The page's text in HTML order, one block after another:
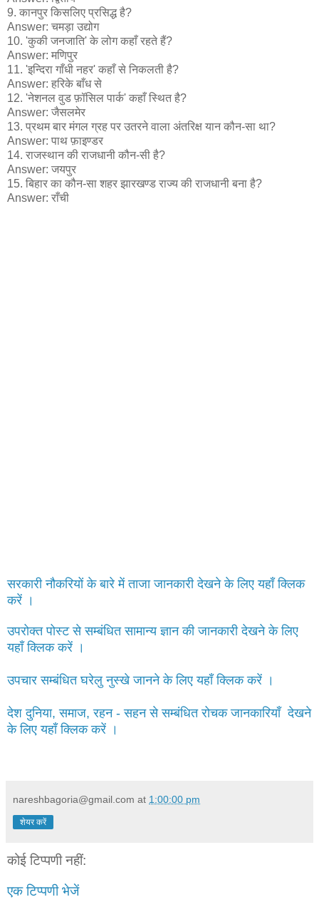
9. कानपुर किसलिए प्रसिद्ध है?
Answer: चमड़ा उद्योग
10. 'कुकी जनजाति' के लोग कहाँ रहते हैं?
Answer: मणिपुर
11. 'इन्दिरा गाँधी नहर' कहाँ से निकलती है?
Answer: हरिके बाँध से
12. 'नेशनल वुड फ़ॉसिल पार्क' कहाँ स्थित है?
Answer: जैसलमेर
13. प्रथम बार मंगल ग्रह पर उतरने वाला अंतरिक्ष यान कौन-सा था?
Answer: पाथ फ़ाइण्डर
14. राजस्थान की राजधानी कौन-सी है?
Answer: जयपुर
15. बिहार का कौन-सा शहर झारखण्ड राज्य की राजधानी बना है?
Answer: राँची
सरकारी नौकरियों के बारे में ताजा जानकारी देखने के लिए यहाँ क्लिक
करें ।
उपरोक्त पोस्ट से सम्बंधित सामान्य ज्ञान की जानकारी देखने के लिए
यहाँ क्लिक करें ।
उपचार सम्बंधित घरेलु नुस्खे जानने के लिए यहाँ क्लिक करें ।
देश दुनिया, समाज, रहन - सहन से सम्बंधित रोचक जानकारियाँ देखने
के लिए यहाँ क्लिक करें ।
nareshbagoria@gmail.com at 1:00:00 pm
शेयर करें
कोई टिप्पणी नहीं:
एक टिप्पणी भेजें